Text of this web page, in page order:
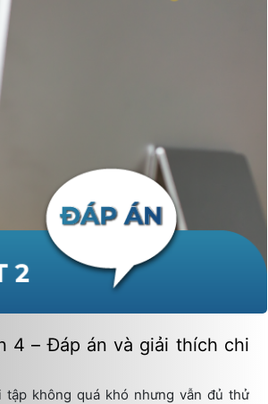
4 – Đáp án và giải thích chi
tập không quá khó nhưng vẫn đủ thử